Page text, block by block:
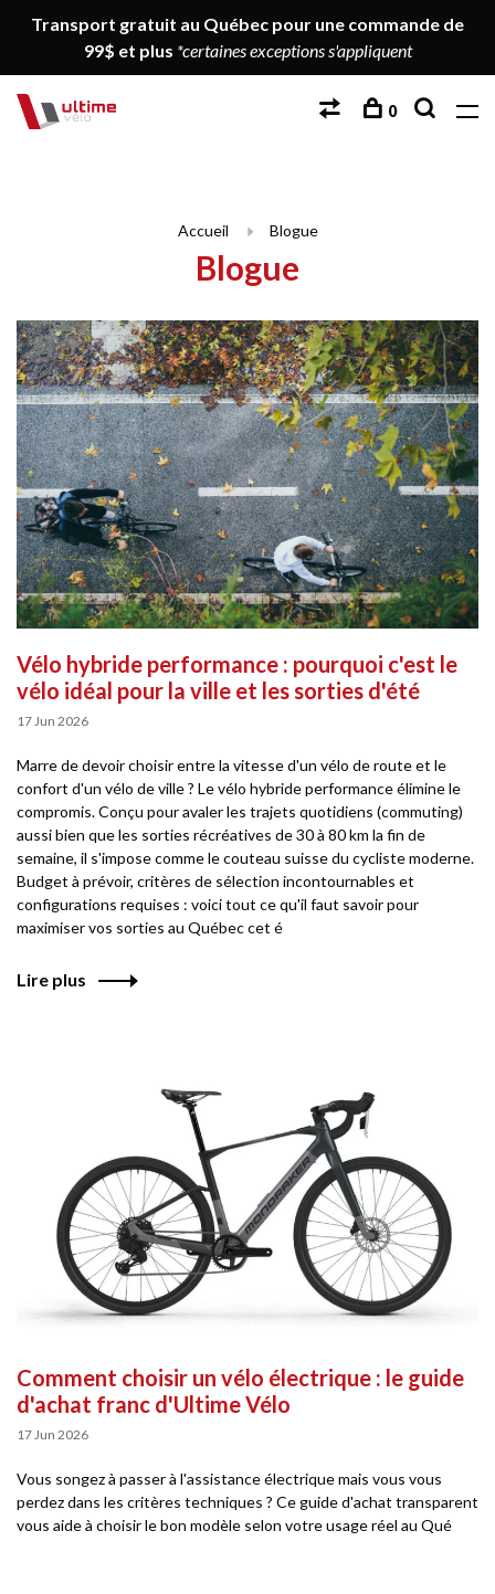
Transport gratuit au Québec pour une commande de
99$ et plus *certaines exceptions s'appliquent
0
Accueil Blogue
Blogue
Vélo hybride performance : pourquoi c'est le
vélo idéal pour la ville et les sorties d'été
17 Jun 2026
Marre de devoir choisir entre la vitesse d'un vélo de route et le
confort d'un vélo de ville ? Le vélo hybride performance élimine le
compromis. Conçu pour avaler les trajets quotidiens (commuting)
aussi bien que les sorties récréatives de 30 à 80 km la fin de
semaine, il s'impose comme le couteau suisse du cycliste moderne.
Budget à prévoir, critères de sélection incontournables et
configurations requises : voici tout ce qu'il faut savoir pour
maximiser vos sorties au Québec cet é
Lire plus
Comment choisir un vélo électrique : le guide
d'achat franc d'Ultime Vélo
17 Jun 2026
Vous songez à passer à l'assistance électrique mais vous vous
perdez dans les critères techniques ? Ce guide d'achat transparent
vous aide à choisir le bon modèle selon votre usage réel au Qué